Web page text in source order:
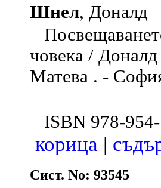
Шнел, Доналд
човека /
Матева . -
ISBN 978-
корица |
Сист. No: 93545